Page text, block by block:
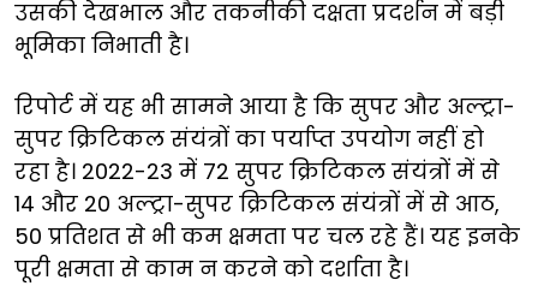
उसकी देखभाल और तकनीकी दक्षता प्रदर्शन में बड़ी
भूमिका निभाती है।
रिपोर्ट में यह भी सामने आया है कि सुपर और अल्ट्रा-
सुपर क्रिटिकल संयंत्रों का पर्याप्त उपयोग नहीं हो
रहा है। 2022-23 में 72 सुपर क्रिटिकल संयंत्रों में से
14 और 20 अल्ट्रा-सुपर क्रिटिकल संयंत्रों में से आठ,
50 प्रतिशत से भी कम क्षमता पर चल रहे हैं। यह इनके
पूरी क्षमता से काम न करने को दर्शाता है।